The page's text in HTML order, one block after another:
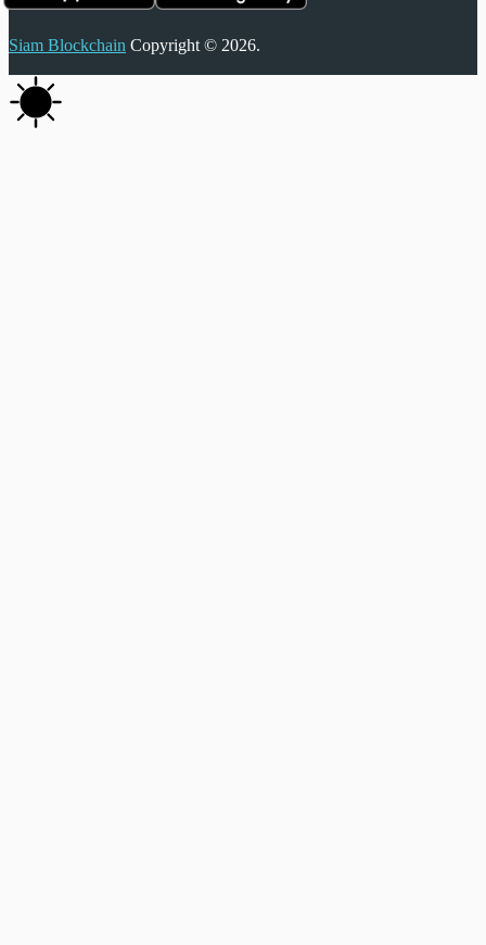
Siam Blockchain Copyright © 2026.